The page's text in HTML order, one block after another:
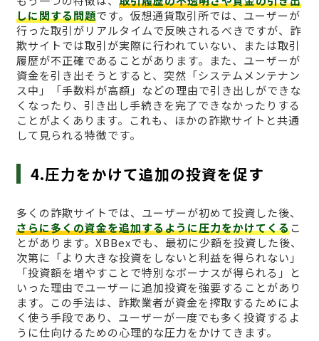
しに関する問題です。仮想通貨取引所では、ユーザーが
行った取引がリアルタイムで反映されるべきですが、詐
欺サイトでは取引が実際に行われていない、または取引
履歴が不正確であることがあります。また、ユーザーが
資金を引き出そうとすると、突然「システムメンテナン
ス中」「手数料が高額」などの理由で引き出しができな
くなったり、引き出し手続きを完了できなかったりする
ことがよくあります。これも、ほかの詐欺サイトと共通
して見られる特徴です。
4.圧力をかけて追加の投資を促す
多くの詐欺サイトでは、ユーザーが初めて投資した後、
さらに多くの資金を追加するように圧力をかけてくるこ
とがあります。XBBexでも、最初に少額を投資した後、
次第に「より大きな投資をしないと利益を得られない」
「投資額を増やすことで特別なボーナスが得られる」と
いった理由でユーザーに追加投資を強要することがあり
ます。この手法は、詐欺業者が資金を搾取するためによ
く使う手段であり、ユーザーが一度でも多く投資するよ
うに仕向けるための心理的な圧力をかけてきます。